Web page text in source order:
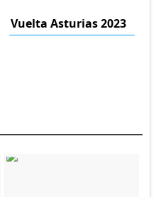
Vuelta Asturias 2023